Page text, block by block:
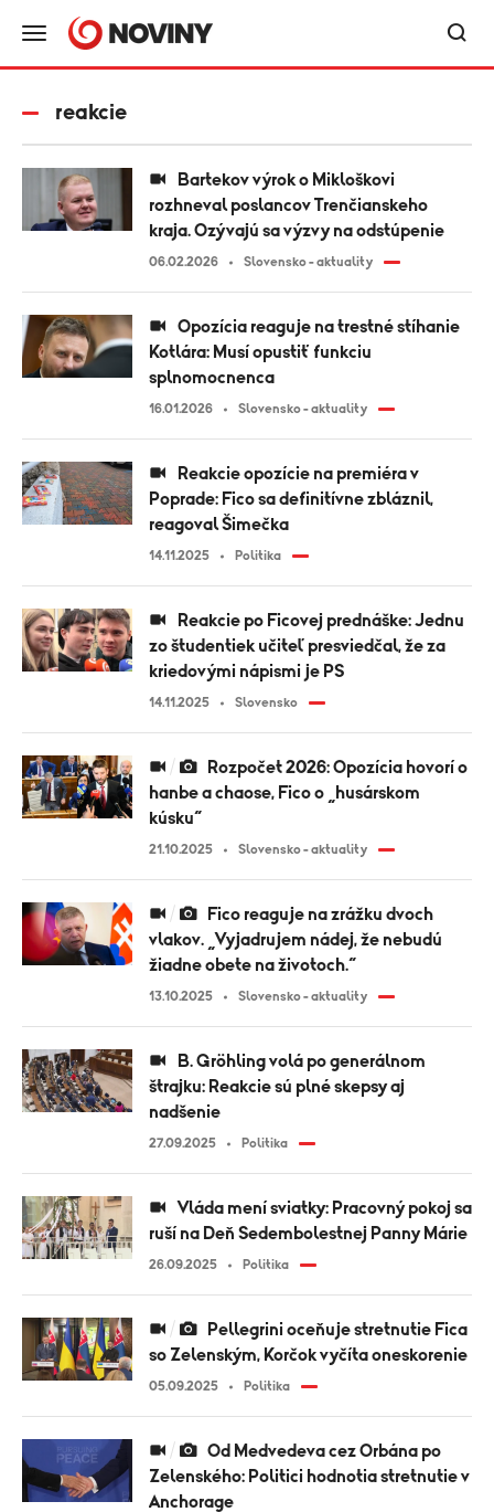
reakcie
rozhneval poslancov Trenčianskeho
kraja. Ozývajú sa výzvy na odstúpenie
06.02.2026 Slovensko - aktuality
Kotlára: Musí opustiť funkciu
splnomocnenca
16.01.2026 Slovensko - aktuality
Poprade: Fico sa definitívne zbláznil,
reagoval Šimečka
14.11.2025 Politika
zo študentiek učiteľ presviedčal, že za
kriedovými nápismi je PS
14.11.2025 Slovensko
hanbe a chaose, Fico o „husárskom
kúsku“
21.10.2025 Slovensko - aktuality
vlakov. „Vyjadrujem nádej, že nebudú
žiadne obete na životoch.“
13.10.2025 Slovensko - aktuality
štrajku: Reakcie sú plné skepsy aj
nadšenie
27.09.2025 Politika
ruší na Deň Sedembolestnej Panny Márie
26.09.2025 Politika
so Zelenským, Korčok vyčíta oneskorenie
05.09.2025 Politika
Zelenského: Politici hodnotia stretnutie v
Anchorage